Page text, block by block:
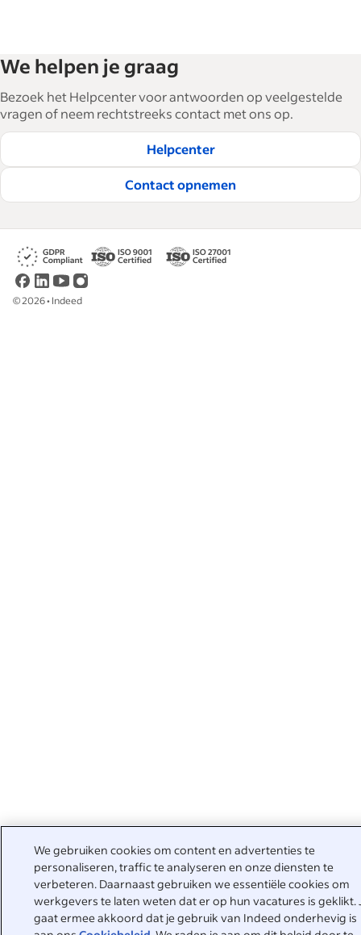
We gebruiken cookies om content en advertenties te
personaliseren, traffic te analyseren en onze diensten te
verbeteren. Daarnaast gebruiken we essentiële cookies om
werkgevers te laten weten dat er op hun vacatures is geklikt.
gaat ermee akkoord dat je gebruik van Indeed onderhevig is
We helpen je graag
Bezoek het Helpcenter voor antwoorden op veelgestelde
vragen of neem rechtstreeks contact met ons op.
Helpcenter
Contact opnemen
©2026• Indeed